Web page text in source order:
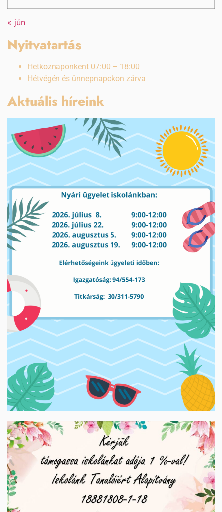
« jún
Nyitvatartás
Hétköznaponként 07:00 – 18:00
Hétvégén és ünnepnapokon zárva
Aktuális híreink